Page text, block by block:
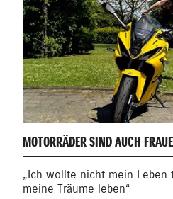
MOTORRÄDER SIND AUCH
„Ich wollte nicht mein Leben
meine Träume leben“